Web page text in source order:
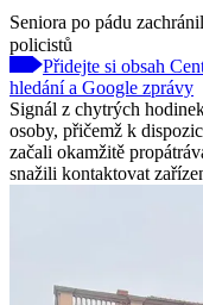
Seniora po pádu
policistů
Přidejte si obsah
hledání a Google zprávy
Signál z chytrých
osoby, přičemž k
začali okamžitě
snažili kontaktovat